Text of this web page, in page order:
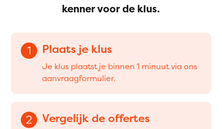
kenner voor de klus.
1 Plaats je klus
Je klus plaatst je binnen 1 minuut via ons
aanvraagformulier.
2 Vergelijk de offertes